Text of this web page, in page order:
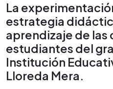
La
estrategia
aprendizaje de las
estudiantes del
Institución
Lloreda Mera.